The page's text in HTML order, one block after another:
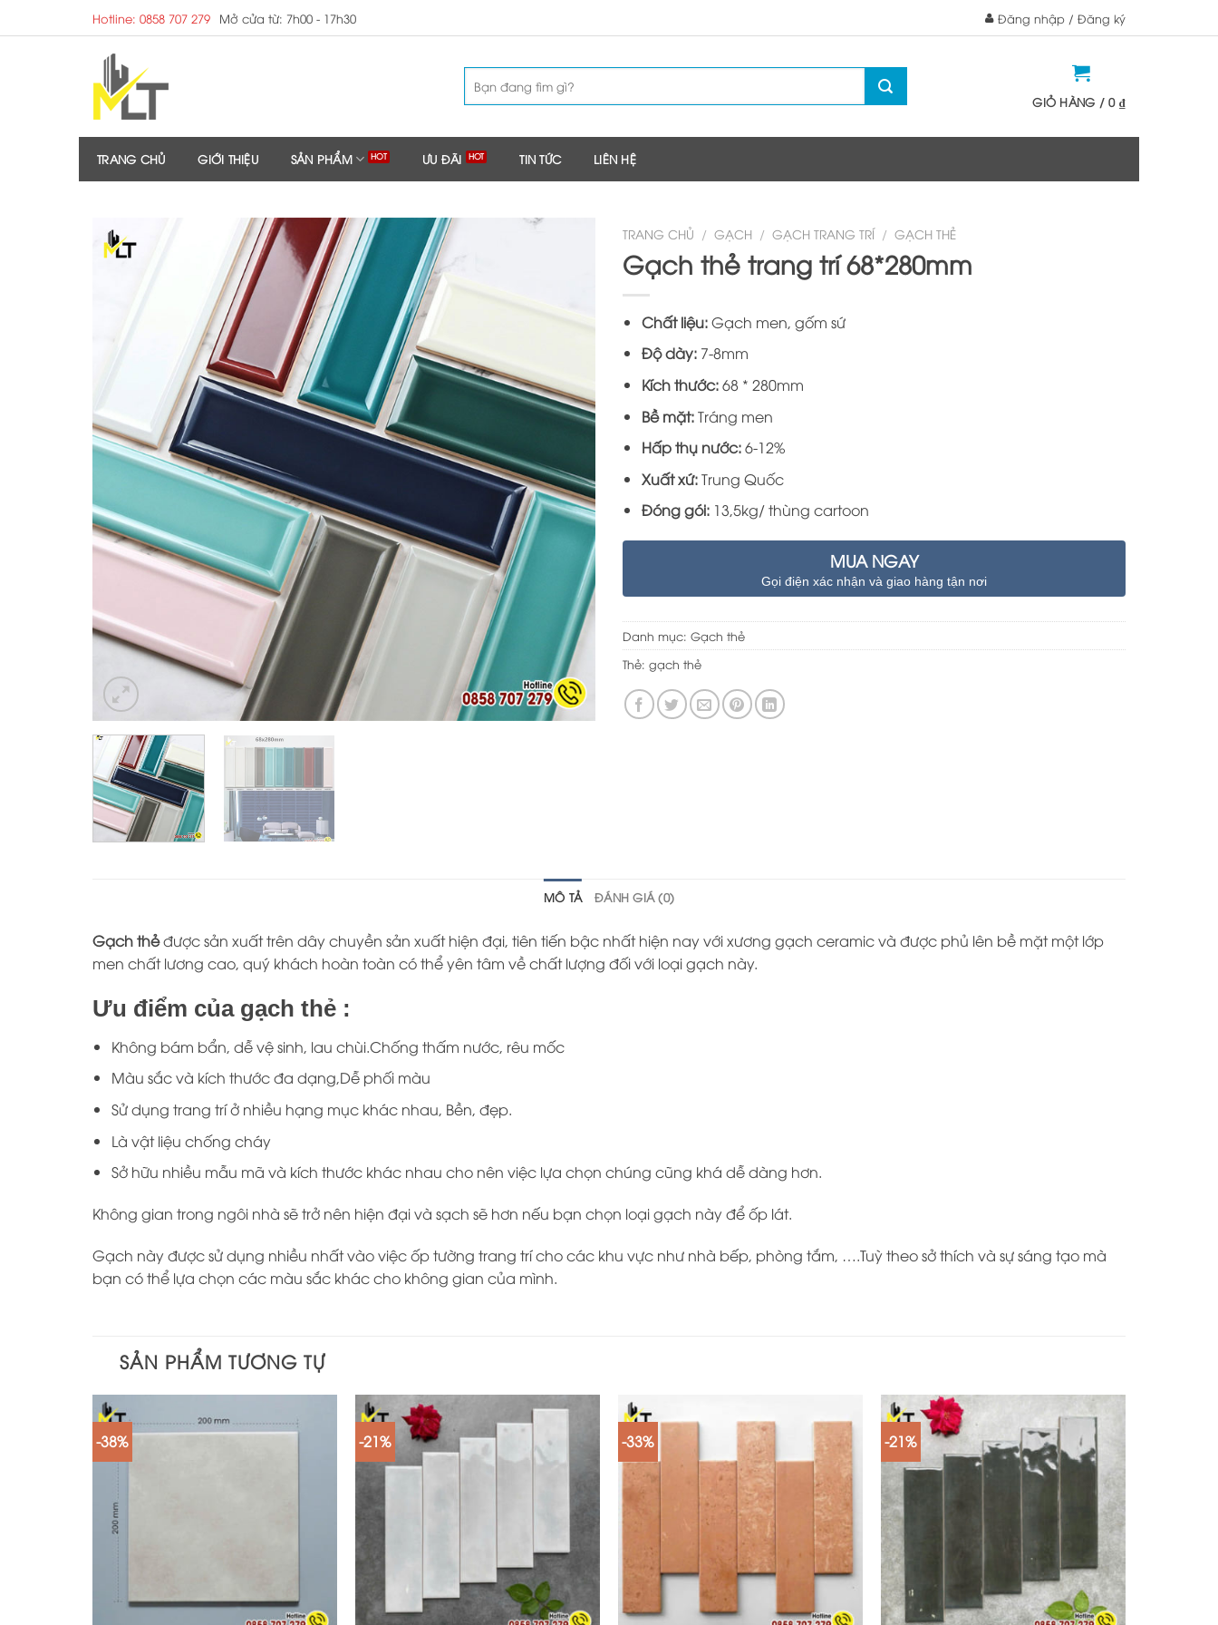
to
Hotline: 0858 707 279 Mở cửa từ: 7h00 - 17h30 Đăng nhập / Đăng ký
kiếm:
GIỎ HÀNG /0 ₫
TRANG CHỦ GIỚI THIỆU SẢN PHẨM ƯU ĐÃI TIN TỨC LIÊN HỆ
TRANG CHỦ / GẠCH / GẠCH TRANG TRÍ / GẠCH THẺ
Gạch thẻ trang trí 68*280mm
Chất liệu:Gạch men, gốm sứ
Độ dày:7-8mm
Kích thước:68 * 280mm
Bề mặt:Tráng men
Hấp thụ nước:6-12%
Xuất xứ:Trung Quốc
Đóng gói:13,5kg/ thùng cartoon
MUA NGAY
Gọi điện xác nhận và giao hàng tận nơi
Danh mục: Gạch thẻ
Thẻ: gạch thẻ
MÔ TẢ ĐÁNH GIÁ (0)
Gạch thẻđược sản xuất trên dây chuyền sản xuất hiện đại, tiên tiến bậc nhất hiện nay với xương gạch ceramic và được phủ lên bề mặt một lớp
men chất lương cao, quý khách hoàn toàn có thể yên tâm về chất lượng đối với loại gạch này.
Ưu điểm của gạch thẻ :
Không bám bẩn, dễ vệ sinh, lau chùi.Chống thấm nước, rêu mốc
Màu sắc và kích thước đa dạng,Dễ phối màu
Sử dụng trang trí ở nhiều hạng mục khác nhau, Bền, đẹp.
Là vật liệu chống cháy
Sở hữu nhiều mẫu mã và kích thước khác nhau cho nên việc lựa chọn chúng cũng khá dễ dàng hơn.
Không gian trong ngôi nhà sẽ trở nên hiện đại và sạch sẽ hơn nếu bạn chọn loại gạch này để ốp lát.
Gạch này được sử dụng nhiều nhất vào việc ốp tường trang trí cho các khu vực như nhà bếp, phòng tắm, ….Tuỳ theo sở thích và sự sáng tạo mà
bạn có thể lựa chọn các màu sắc khác cho không gian của mình.
SẢN PHẨM TƯƠNG TỰ
-38% -21% -33%
+
-21%
+